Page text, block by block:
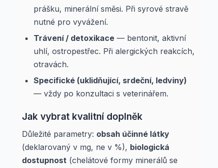
prášku, minerální směsi. Při syrové stravě
nutné pro vyvážení.
Trávení / detoxikace — bentonit, aktivní
uhlí, ostropestřec. Při alergických reakcích,
otravách.
Specifické (uklidňující, srdeční, ledviny)
— vždy po konzultaci s veterinářem.
Jak vybrat kvalitní doplněk
Důležité parametry: obsah účinné látky
(deklarovaný v mg, ne v %), biologická
dostupnost (chelátové formy minerálů se